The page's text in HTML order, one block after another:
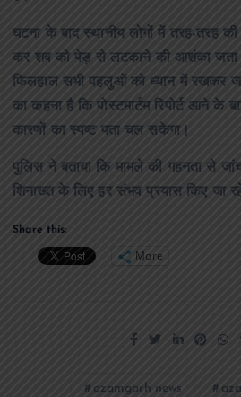
घटना के बाद स्थानीय लोगों में तरह-तरह
कर शव को पेड़ से लटकाने की आशंका जता
फिलहाल सभी पहलुओं को ध्यान में रखकर
का कहना है कि पोस्टमार्टम रिपोर्ट आने के
कारणों का स्पष्ट पता चल सकेगा।
पुलिस ने बताया कि मामले की गहनता से
शिनाख्त के लिए हर संभव प्रयास किए जा
Share this:
More
azamgarh news